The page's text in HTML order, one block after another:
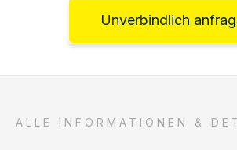
Unverbindlich
ALLE INFORMATIONEN &